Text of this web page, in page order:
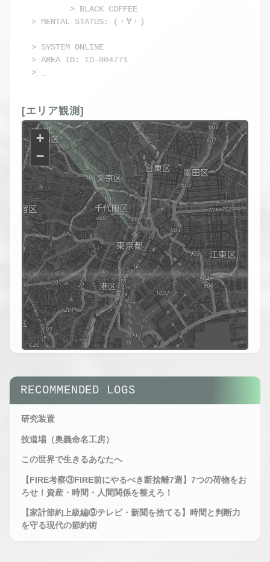
        > BLACK COFFEE
> MENTAL STATUS:
> SYSTEM ONLINE
> AREA ID: ID-004771
>
[エリア観測]
+
−
AREA
RADAR
RECOMMENDED LOGS
研究装置
技道場（奥義命名工房）
この世界で生きるあなたへ
【FIRE考察③FIRE前にやるべき断捨離7選】7つの荷物をお
ろせ！資産・時間・人間関係を整えろ！
【家計節約上級編⑨テレビ・新聞を捨てる】時間と判断力
を守る現代の節約術
HAITO_OBS_V2.6
RADAR -
EXPANDED
VIEW
STATUS :
MAXIMUM
OBSERVING